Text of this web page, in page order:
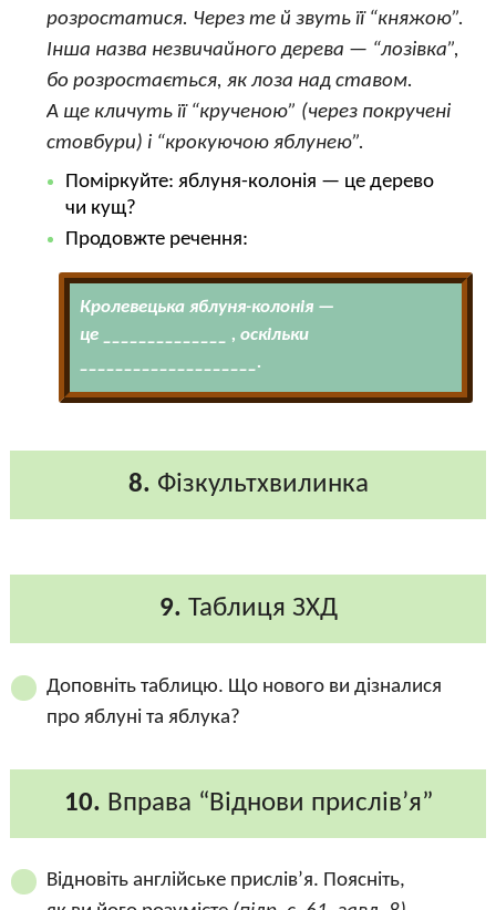
розростатися. Через те й звуть її “княжою”.
Інша назва незвичайного дерева — “лозівка”,
бо розростається, як лоза над ставом.
А ще кличуть її “крученою” (через покручені
стовбури) і “крокуючою яблунею”.
Поміркуйте: яблуня-колонія — це дерево
чи кущ?
Продовжте речення:
Кролевецька яблуня-колонія —
це ______________ , оскільки
____________________.
8. Фізкультхвилинка
9. Таблиця ЗХД
Доповніть таблицю. Що нового ви дізналися
про яблуні та яблука?
10. Вправа “Віднови прислів’я”
Відновіть англійське прислів’я. Поясніть,